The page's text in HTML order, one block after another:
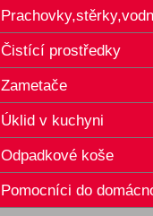
Čistící prostředky
Zametače
Úklid v kuchyni
Odpadkové koše
Pomocníci do